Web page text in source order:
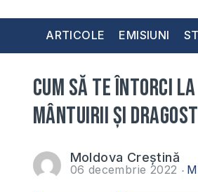
ARTICOLE EMISIUNI
Cum să te întorci
mântuirii și
Moldova Creștină
06 decembrie 2022